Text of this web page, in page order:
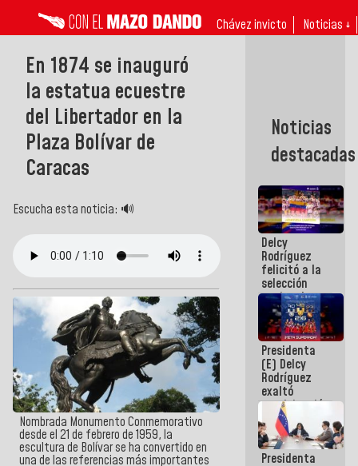
Chávez invicto Noticias ↓
En 1874 se inauguró
la estatua ecuestre
del Libertador en la
Plaza Bolívar de
Caracas
Escucha esta noticia: 🔊
Nombrada Monumento Conmemorativo
desde el 21 de febrero de 1959, la
escultura de Bolívar se ha convertido en
una de las referencias más importantes
Noticias
destacadas
Delcy
Rodríguez
felicitó a la
selección
nacional
masculina
de voleibol
campeona
de la Copa
Panamericana
Sub-17
Presidenta
(E) Delcy
Rodríguez
exaltó
participación
de
Venezuela
en Juegos
Centroamericanos
Presidenta